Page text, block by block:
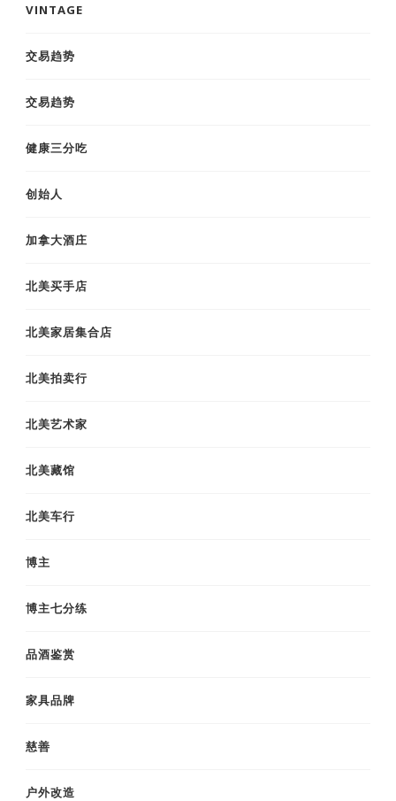
VINTAGE
交易趋势
交易趋势
健康三分吃
创始人
加拿大酒庄
北美买手店
北美家居集合店
北美拍卖行
北美艺术家
北美藏馆
北美车行
博主
博主七分练
品酒鉴赏
家具品牌
慈善
户外改造